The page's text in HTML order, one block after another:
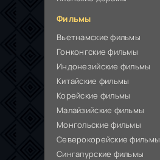
Фильмы
Вьетнамские фильмы
Гонконгские фильмы
Индонезийские фильмы
Китайские фильмы
Корейские фильмы
Малайзийские фильмы
Монгольские фильмы
Северокорейские фильмы
Сингапурские фильмы